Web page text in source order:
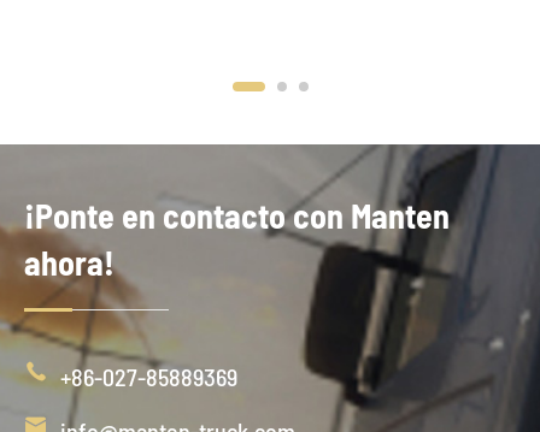
¡Ponte en contacto con Manten
ahora!
 +86-027-85889369
